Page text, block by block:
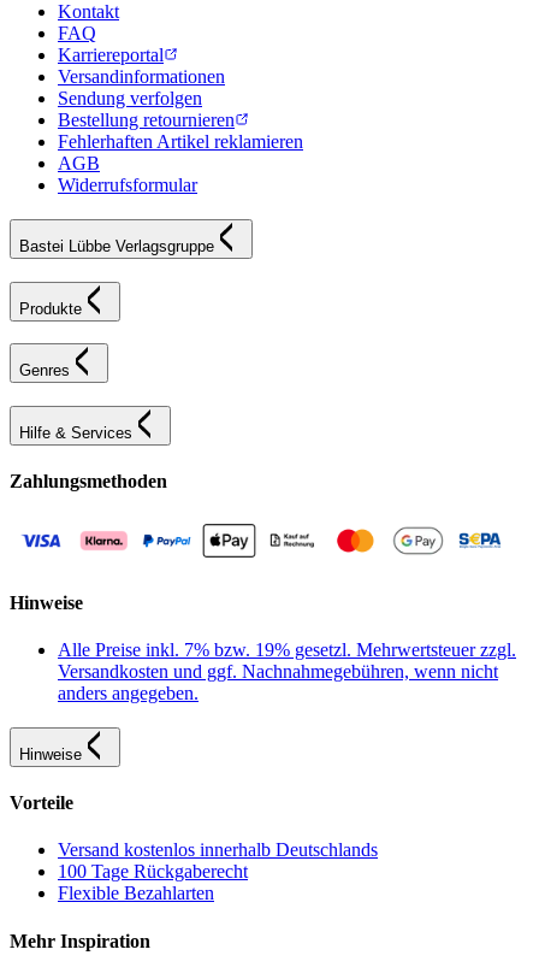
Kontakt
FAQ
Karriereportal
Versandinformationen
Sendung verfolgen
Bestellung retournieren
Fehlerhaften Artikel reklamieren
AGB
Widerrufsformular
Bastei Lübbe Verlagsgruppe
Produkte
Genres
Hilfe & Services
Zahlungsmethoden
Hinweise
Alle Preise inkl. 7% bzw. 19% gesetzl. Mehrwertsteuer zzgl.
Versandkosten und ggf. Nachnahmegebühren, wenn nicht
anders angegeben.
Hinweise
Vorteile
Versand kostenlos innerhalb Deutschlands
100 Tage Rückgaberecht
Flexible Bezahlarten
Mehr Inspiration